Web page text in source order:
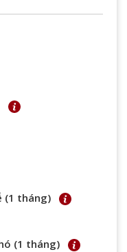
(1 tháng)
(1 tháng)